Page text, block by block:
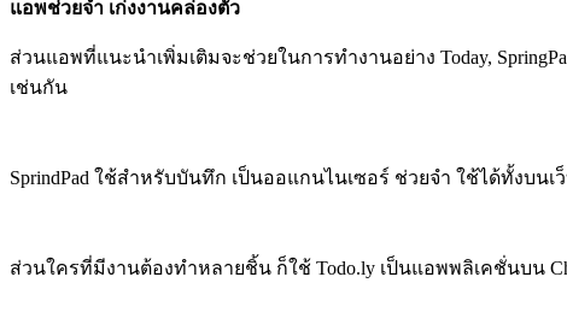
แอพช่วยจำ เก่งงานคล่องตัว
ส่วนแอพที่แนะนำเพิ่มเติมจะช่วยในการทำงานอย่าง Today,
เช่นกัน
SprindPad ใช้สำหรับบันทึก เป็นออแกนไนเซอร์ ช่วยจำ ใช้ได้ทั้งบน
ส่วนใครที่มีงานต้องทำหลายชิ้น ก็ใช้ Todo.ly เป็นแอพพลิเคชั่นบน